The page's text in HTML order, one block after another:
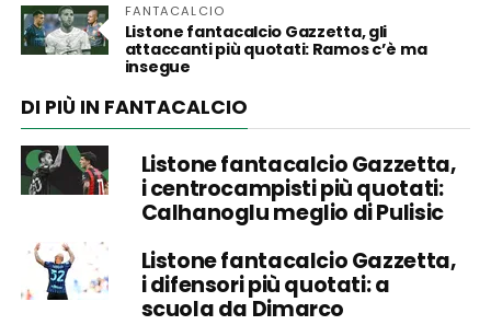
FANTACALCIO
Listone fantacalcio Gazzetta, gli
attaccanti più quotati: Ramos c’è ma
insegue
DI PIÙ IN FANTACALCIO
Listone fantacalcio Gazzetta,
i centrocampisti più quotati:
Calhanoglu meglio di Pulisic
Listone fantacalcio Gazzetta,
i difensori più quotati: a
scuola da Dimarco